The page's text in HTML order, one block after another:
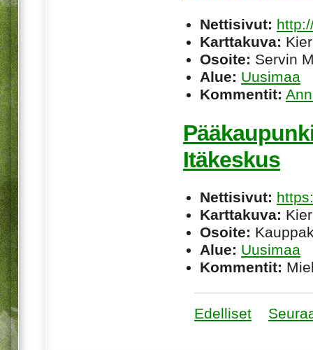
Nettisivut:
Karttakuva:
Osoite: Servin
Alue: Uusimaa
Kommentit:
Itäkeskus
Nettisivut:
Karttakuva:
Osoite:
Alue: Uusimaa
Kommentit:
Edelliset